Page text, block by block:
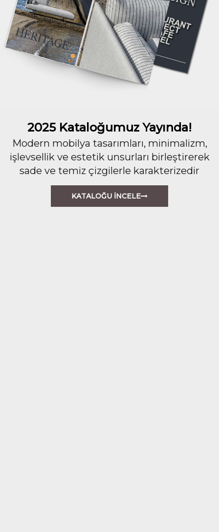
2025 Kataloğumuz Yayında!
Modern mobilya tasarımları, minimalizm,
işlevsellik ve estetik unsurları birleştirerek
sade ve temiz çizgilerle karakterizedir
KATALOĞU İNCELE